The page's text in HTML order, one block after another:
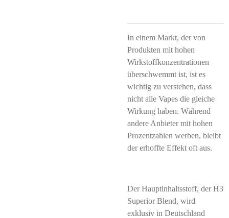
In einem Markt, der von
Produkten mit hohen
Wirkstoffkonzentrationen
überschwemmt ist, ist es
wichtig zu verstehen, dass
nicht alle Vapes die gleiche
Wirkung haben. Während
andere Anbieter mit hohen
Prozentzahlen werben, bleibt
der erhoffte Effekt oft aus.
Der Hauptinhaltsstoff, der H3
Superior Blend, wird
exklusiv in Deutschland